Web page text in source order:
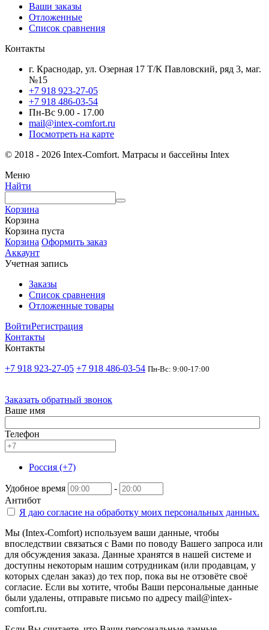
Ваши заказы
Отложенные
Список сравнения
Контакты
г. Краснодар, ул. Озерная 17 Т/К Павловский, ряд 3, маг.
№15
+7 918 923-27-05
+7 918 486-03-54
Пн-Вс 9.00 - 17.00
mail@intex-comfort.ru
Посмотреть на карте
© 2018 - 2026 Intex-Comfort. Матрасы и бассейны Intex
Меню
Найти
Корзина
Корзина
Корзина пуста
Корзина Оформить заказ
Аккаунт
Учетная запись
Заказы
Список сравнения
Отложенные товары
ВойтиРегистрация
Контакты
Контакты
+7 918 923-27-05 +7 918 486-03-54 Пн-Вс: 9:00-17:00
Заказать обратный звонок
Ваше имя
Телефон
Россия (+7)
Удобное время
-
Антибот
Я даю согласие на обработку моих персональных данных.
Мы (Intex-Comfort) используем ваши данные, чтобы
впоследствии связаться с Вами по поводу Вашего запроса или
для обсуждения заказа. Данные хранятся в нашей системе и
доступны некоторым нашим сотрудникам (или продавцам, у
которых сделан заказ) до тех пор, пока вы не отзовёте своё
согласие. Если вы хотите, чтобы Ваши персональные данные
были удалены, отправьте письмо по адресу mail@intex-
comfort.ru.